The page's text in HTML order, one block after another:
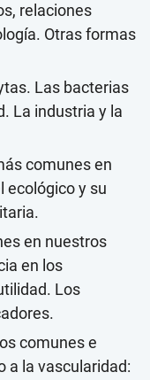
relaciones
Otras formas
Las bacterias
La industria y la
comunes en
ecológico y su
en nuestros
en los
Los
comunes e
a la vascularidad: